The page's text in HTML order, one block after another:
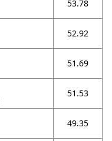
53.78
52.92
51.69
51.53
49.35